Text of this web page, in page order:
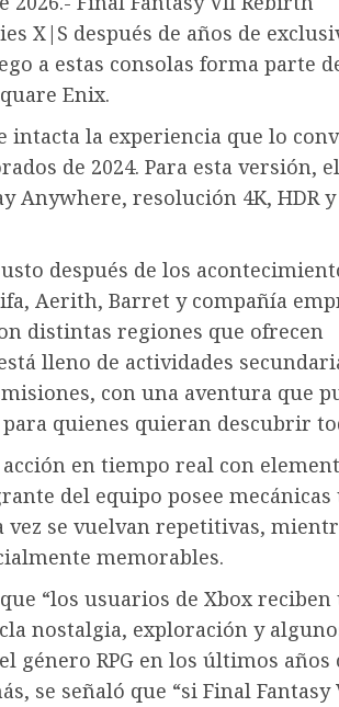
X|S después de años de
a estas consolas forma parte
Enix.
intacta la experiencia que lo
de 2024. Para esta versión,
Anywhere, resolución 4K, HDR y
después de los
Aerith, Barret y compañía
distintas regiones que ofrecen
lleno de actividades
con una aventura que
quienes quieran descubrir
en tiempo real con
del equipo posee mecánicas
se vuelvan repetitivas,
memorables.
“los usuarios de Xbox reciben
nostalgia, exploración y
género RPG en los últimos años
se señaló que “si Final Fantasy